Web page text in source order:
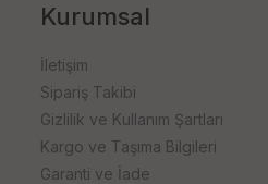
Kurumsal
İletişim
Sipariş Takibi
Gizlilik ve Kullanım Şartları
Kargo ve Taşıma Bilgileri
Garanti ve İade